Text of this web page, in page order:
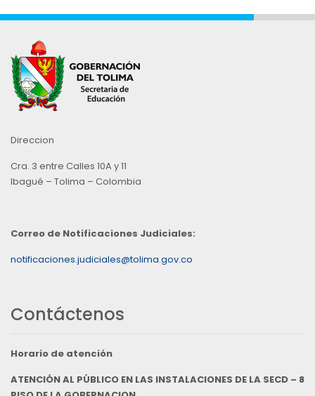
Direccion
Cra. 3 entre Calles 10A y 11
Ibagué – Tolima – Colombia
Correo de Notificaciones Judiciales:
notificaciones.judiciales@tolima.gov.co
Contáctenos
Horario de atención
ATENCIÓN AL PÚBLICO EN LAS INSTALACIONES DE LA SECD – 8